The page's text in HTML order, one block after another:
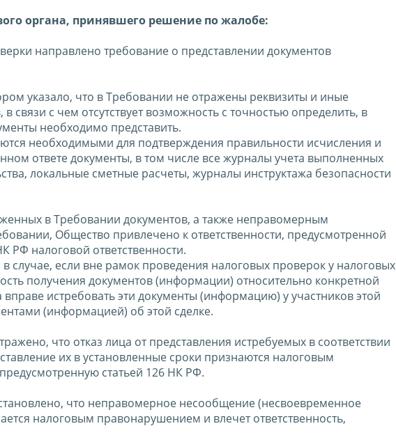
органа, принявшего решение по жалобе:
направлено требование о представлении документов
указало, что в Требовании не отражены реквизиты и иные
с чем отсутствует возможность с точностью определить, в
необходимо представить.
необходимыми для подтверждения правильности исчисления и
ответе документы, в том числе все журналы учета выполненных
локальные сметные расчеты, журналы инструктажа безопасности
в Требовании документов, а также неправомерным
Общество привлечено к ответственности, предусмотренной
РФ налоговой ответственности.
случае, если вне рамок проведения налоговых проверок у налоговых
получения документов (информации) относительно конкретной
истребовать эти документы (информацию) у участников этой
(информацией) об этой сделке.
что отказ лица от представления истребуемых в соответствии
их в установленные сроки признаются налоговым
статьей 126 НК РФ.
что неправомерное несообщение (несвоевременное
налоговым правонарушением и влечет ответственность,